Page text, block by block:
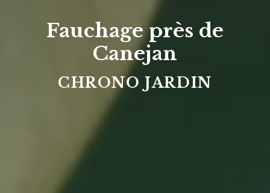
Fauchage près de
Canejan
CHRONO JARDIN